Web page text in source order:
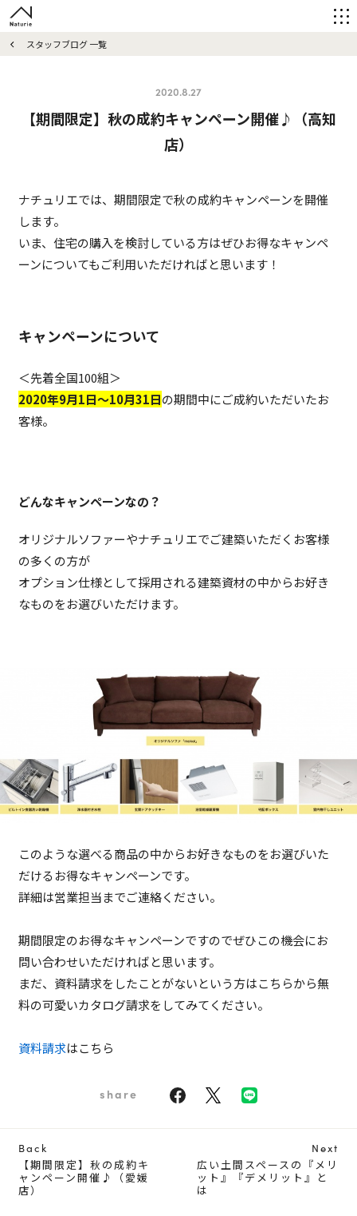
スタッフブログ 一覧
2020.8.27
【期間限定】秋の成約キャンペーン開催♪（高知
店）
ナチュリエでは、期間限定で秋の成約キャンペーンを開催
します。
いま、住宅の購入を検討している方はぜひお得なキャンペ
ーンについてもご利用いただければと思います！
キャンペーンについて
＜先着全国100組＞
2020年9月1日〜10月31日の期間中にご成約いただいたお
客様。
どんなキャンペーンなの？
オリジナルソファーやナチュリエでご建築いただくお客様
の多くの方が
オプション仕様として採用される建築資材の中からお好き
なものをお選びいただけます。
このような選べる商品の中からお好きなものをお選びいた
だけるお得なキャンペーンです。
詳細は営業担当までご連絡ください。
期間限定のお得なキャンペーンですのでぜひこの機会にお
問い合わせいただければと思います。
まだ、資料請求をしたことがないという方はこちらから無
料の可愛いカタログ請求をしてみてください。
資料請求はこちら
share
Back
【期間限定】秋の成約キ
ャンペーン開催♪（愛媛
店）
Next
広い土間スペースの『メリ
ット』『デメリット』と
は